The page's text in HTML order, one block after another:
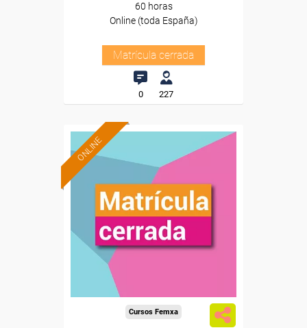
60 horas
Online (toda España)
Matrícula cerrada
0 227
ONLINE
Cursos Femxa